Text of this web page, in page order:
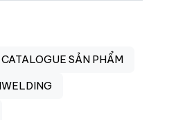
CATALOGUE SẢN PHẨM